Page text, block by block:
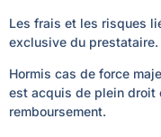
Les frais et les risques
exclusive du prestataire.
Hormis cas de force
est acquis de plein droit
remboursement.